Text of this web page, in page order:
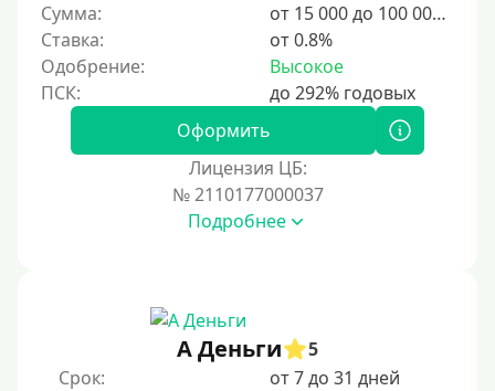
4 месяца
5 месяцев
На полгода
10 месяцев
5 лет
Сумма:
от 15 000 до 100 000 ₽
Ставка:
от 0.8%
Одобрение:
Высокое
Оформить
Лицензия ЦБ:
№ 2110177000037
Подробнее
А Деньги
5
Срок:
от 7 до 31 дней